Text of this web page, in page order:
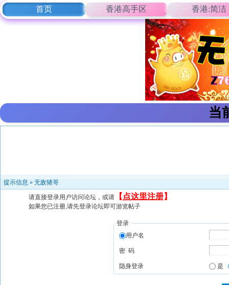
首页 香港高手区 香港:简洁
当
提示信息 » 无敌猪哥
请直接登录用户访问论坛，或请 【 点这里注册】
如果您已注册,请先登录论坛即可游览帖子
登录
用户名
密 码
隐身登录 是